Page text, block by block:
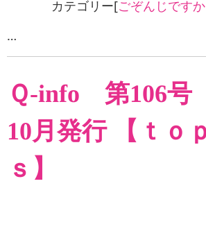
カテゴリー[ごぞんじですか
…
Ｑ-info 第106号
10月発行 【ｔｏ
ｓ】